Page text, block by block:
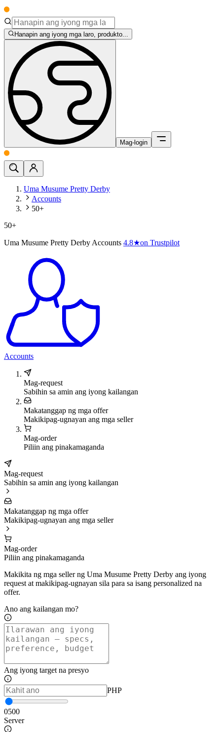
Hanapin ang iyong mga laro, produkto...
Mag-login
Uma Musume Pretty Derby
Accounts
50+
50+
Uma Musume Pretty Derby Accounts 4.8★on Trustpilot
Accounts
Mag-request
Sabihin sa amin ang iyong kailangan
Makatanggap ng mga offer
Makikipag-ugnayan ang mga seller
Mag-order
Piliin ang pinakamaganda
Mag-request
Sabihin sa amin ang iyong kailangan
Makatanggap ng mga offer
Makikipag-ugnayan ang mga seller
Mag-order
Piliin ang pinakamaganda
Makikita ng mga seller ng Uma Musume Pretty Derby ang iyong
request at makikipag-ugnayan sila para sa isang personalized na
offer.
Ano ang kailangan mo?
Ang iyong target na presyo
PHP
0500
Server